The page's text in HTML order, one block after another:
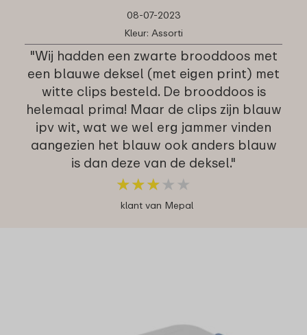
08-07-2023
Kleur: Assorti
"Wij hadden een zwarte brooddoos met
een blauwe deksel (met eigen print) met
witte clips besteld. De brooddoos is
helemaal prima! Maar de clips zijn blauw
ipv wit, wat we wel erg jammer vinden
aangezien het blauw ook anders blauw
is dan deze van de deksel."
★★★ ★ ★
★★★ ★ ★
klant van Mepal